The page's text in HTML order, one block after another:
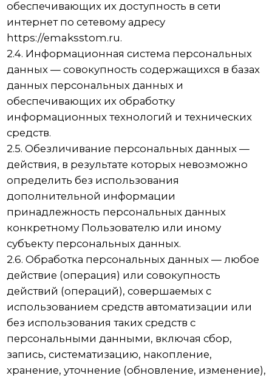
использованием средств автоматизации или
персональными данными, включая сбор,
запись, систематизацию, накопление,
хранение, уточнение (обновление, изменение),
(распространение, предоставление, доступ),
обезличивание, блокирование, удаление,
уничтожение персональных данных.
2.7. Оператор — государственный орган,
муниципальный орган, юридическое или
физическое лицо, самостоятельно или
или осуществляющие обработку персональных
данных, а также определяющие цели
обработки персональных данных, состав
персональных данных, подлежащих
обработке, действия (операции), совершаемые
с персональными данными.
информация, относящаяся прямо или
косвенно к определенному или
определяемому Пользователю веб-сайта
https://emaksstom.ru.
2.9. Персональные данные, разрешенные
субъектом персональных данных для
доступ неограниченного круга лиц к которым
предоставлен субъектом персональных
персональных данных, разрешенных
субъектом персональных данных для
распространения в порядке,